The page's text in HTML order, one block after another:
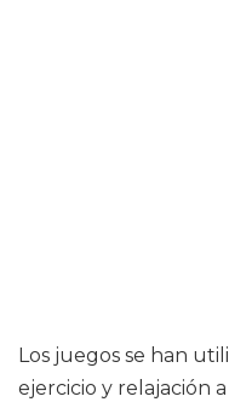
Los juegos se han
ejercicio y relajación